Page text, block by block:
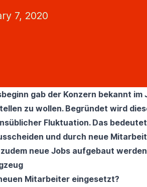
7, 2020
gab der Konzern bekannt
zu wollen. Begründet wird
Fluktuation. Das
und durch neue
neue Jobs aufgebaut
Mitarbeiter eingesetzt?